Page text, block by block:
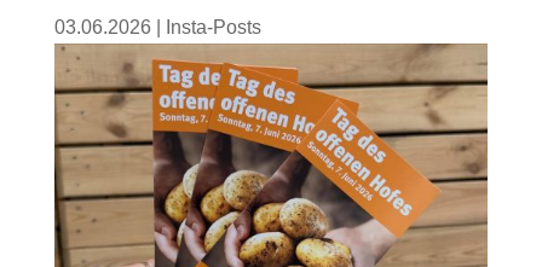
03.06.2026 Insta-Posts